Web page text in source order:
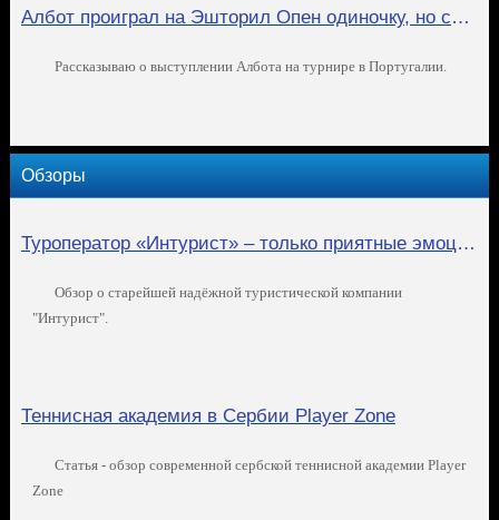
Албот проиграл на Эшторил Опен одиночку, но смог выиграть пару
Рассказываю о выступлении Албота на турнире в Португалии.
Обзоры
Туроператор «Интурист» – только приятные эмоции от путешествий!
Обзор о старейшей надёжной туристической компании
"Интурист".
Теннисная академия в Сербии Player Zone
Статья - обзор современной сербской теннисной академии Player
Zone